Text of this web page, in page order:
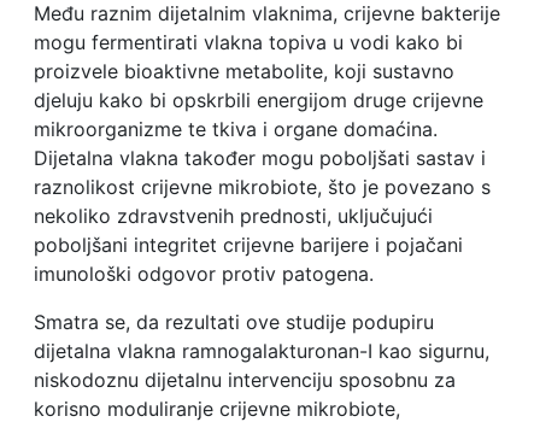
Među raznim dijetalnim vlaknima, crijevne bakterije
mogu fermentirati vlakna topiva u vodi kako bi
proizvele bioaktivne metabolite, koji sustavno
djeluju kako bi opskrbili energijom druge crijevne
mikroorganizme te tkiva i organe domaćina.
Dijetalna vlakna također mogu poboljšati sastav i
raznolikost crijevne mikrobiote, što je povezano s
nekoliko zdravstvenih prednosti, uključujući
poboljšani integritet crijevne barijere i pojačani
imunološki odgovor protiv patogena.
Smatra se, da rezultati ove studije podupiru
dijetalna vlakna ramnogalakturonan-I kao sigurnu,
niskodoznu dijetalnu intervenciju sposobnu za
korisno moduliranje crijevne mikrobiote,